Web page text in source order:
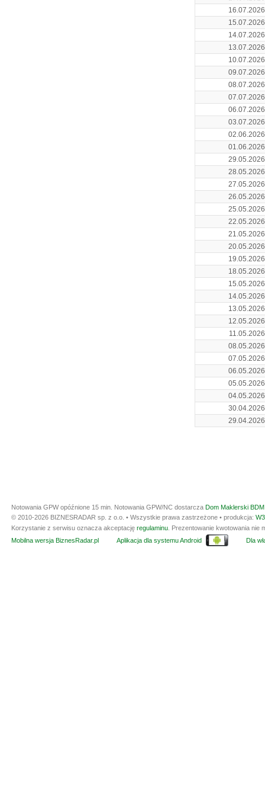
16.07.2026
15.07.2026
14.07.2026
13.07.2026
10.07.2026
09.07.2026
08.07.2026
07.07.2026
06.07.2026
03.07.2026
02.06.2026
01.06.2026
29.05.2026
28.05.2026
27.05.2026
26.05.2026
25.05.2026
22.05.2026
21.05.2026
20.05.2026
19.05.2026
18.05.2026
15.05.2026
14.05.2026
13.05.2026
12.05.2026
11.05.2026
08.05.2026
07.05.2026
06.05.2026
05.05.2026
04.05.2026
30.04.2026
29.04.2026
Notowania GPW opóźnione 15 min. Notowania GPW/NC dostarcza Dom Maklerski
© 2010-2026 BIZNESRADAR sp. z o.o. • Wszystkie prawa zastrzeżone • produkcja:
Korzystanie z serwisu oznacza akceptację regulaminu . Prezentowanie kwotowania
Mobilna wersja BiznesRadar.pl
Aplikacja dla systemu Android Dla